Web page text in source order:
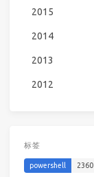
2015
2014
2013
2012
标签
powershell 2360